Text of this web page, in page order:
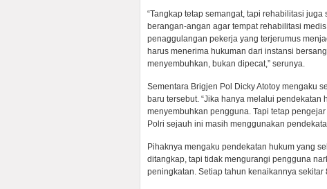
“Tangkap tetap semangat, tapi rehabilitasi
berangan-angan agar tempat rehabilitasi
penaggulangan pekerja yang terjerumus
harus menerima hukuman dari instansi
menyembuhkan, bukan dipecat,” serunya.
Sementara Brigjen Pol Dicky Atotoy mengaku
baru tersebut. “Jika hanya melalui
menyembuhkan pengguna. Tapi tetap
Polri sejauh ini masih menggunakan
Pihaknya mengaku pendekatan hukum yang
ditangkap, tapi tidak mengurangi pengguna
peningkatan. Setiap tahun kenaikannya sekitar